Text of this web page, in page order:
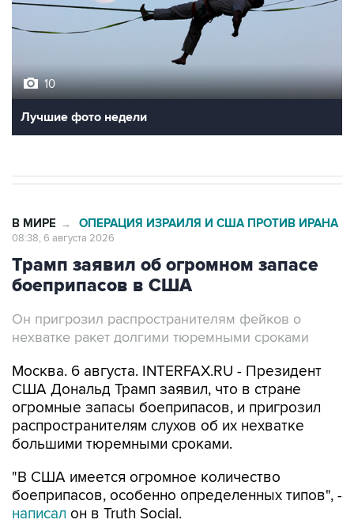
10
Лучшие фото недели
В МИРЕ → ОПЕРАЦИЯ ИЗРАИЛЯ И США ПРОТИВ ИРАНА
08:38, 6 августа 2026
Трамп заявил об огромном запасе
боеприпасов в США
Он пригрозил распространителям фейков о
нехватке ракет долгими тюремными сроками
Москва. 6 августа. INTERFAX.RU - Президент
США Дональд Трамп заявил, что в стране
огромные запасы боеприпасов, и пригрозил
распространителям слухов об их нехватке
большими тюремными сроками.
"В США имеется огромное количество
боеприпасов, особенно определенных типов", -
написал он в Truth Social.